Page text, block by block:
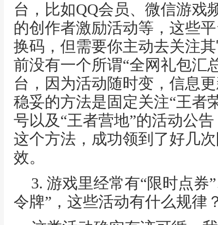
台，比如QQ会员、微信游戏
的创作者激励活动等，这些
换码，但需要你主动去关注
前没有一个所谓“全网礼包汇
台，因为活动随时变，信息
稳妥的方法是固定关注“王者
号以及“王者营地”的活动公
这个方法，成功领到了好几
效。
3. 游戏里经常有“限时点券
令牌”，这些活动有什么规律